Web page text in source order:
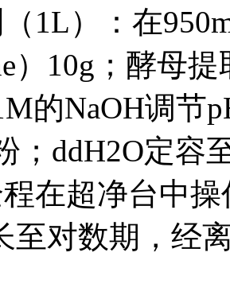
1L）：在
）10g；酵母
的NaOH调节
；ddH2O定容
在超净台中
至对数期，经